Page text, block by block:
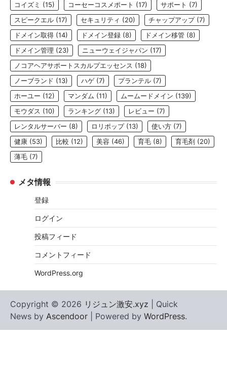
コイズミ (15) コーセーコスメポート (17) サポート (7)
スピークエル (17) セキュリティ (20) チャップアップ(7)
ドメイン取得 (14) ドメイン登録 (8) ドメイン移管 (8)
ドメイン管理 (23) ニューウェイジャパン (17)
ノコアヘアサポートスカルプエッセンス (18)
ノーブランド (13) ハゲ (7) プランテル (7)
ホーユー (12) マンダム (11) ムームードメイン (139)
モウダス (10) ランキング (13) レビュー (7)
レンタルサーバー (8) ロリポップ(13) 使い方 (7)
健康 (53) 比較 (12) 美容 (46) 育毛 (8) 育毛剤 (20)
薄毛 (7)
メタ情報
登録
ログイン
投稿フィード
コメントフィード
WordPress.org
Copyright © 2026 リジュン激安.xyz | Quick
News by Ascendoor | Powered by WordPress.